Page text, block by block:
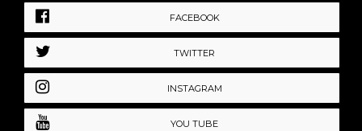
FACEBOOK
TWITTER
INSTAGRAM
YOU TUBE